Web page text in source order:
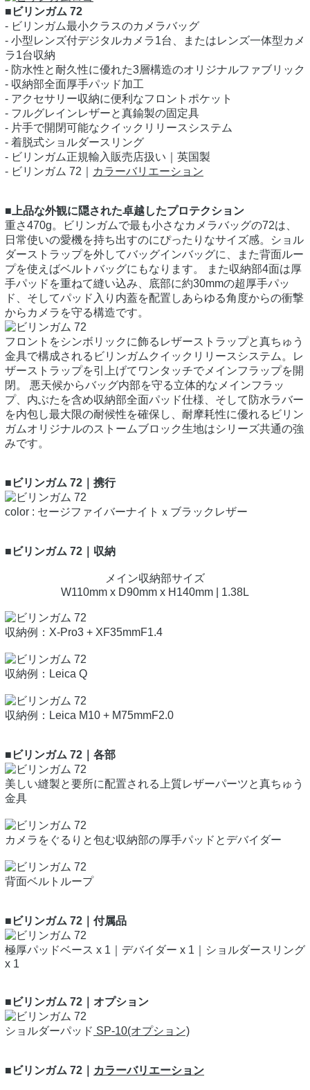
■ビリンガム 72
- ビリンガム最小クラスのカメラバッグ
- 小型レンズ付デジタルカメラ1台、またはレンズ一体型カメ
ラ1台収納
- 防水性と耐久性に優れた3層構造のオリジナルファブリック
- 収納部全面厚手パッド加工
- アクセサリー収納に便利なフロントポケット
- フルグレインレザーと真鍮製の固定具
- 片手で開閉可能なクイックリリースシステム
- 着脱式ショルダースリング
- ビリンガム正規輸入販売店扱い｜英国製
- ビリンガム 72｜
カラーバリエーション
■上品な外観に隠された卓越したプロテクション
重さ470g。ビリンガムで最も小さなカメラバッグの72は、
日常使いの愛機を持ち出すのにぴったりなサイズ感。ショル
ダーストラップを外してバッグインバッグに、また背面ルー
プを使えばベルトバッグにもなります。 また収納部4面は厚
手パッドを重ねて縫い込み、底部に約30mmの超厚手パッ
ド、そしてパッド入り内蓋を配置しあらゆる角度からの衝撃
からカメラを守る構造です。
フロントをシンボリックに飾るレザーストラップと真ちゅう
金具で構成されるビリンガムクイックリリースシステム。レ
ザーストラップを引上げてワンタッチでメインフラップを開
閉。 悪天候からバッグ内部を守る立体的なメインフラッ
プ、内ぶたを含め収納部全面パッド仕様、そして防水ラバー
を内包し最大限の耐候性を確保し、耐摩耗性に優れるビリン
ガムオリジナルのストームブロック生地はシリーズ共通の強
みです。
■ビリンガム 72｜携行
color : セージファイバーナイトｘブラックレザー
■ビリンガム 72｜収納
メイン収納部サイズ
W110mm x D90mm x H140mm | 1.38L
収納例：X-Pro3 + XF35mmF1.4
収納例：Leica Q
収納例：Leica M10 + M75mmF2.0
■ビリンガム 72｜各部
美しい縫製と要所に配置される上質レザーパーツと真ちゅう
金具
カメラをぐるりと包む収納部の厚手パッドとデバイダー
背面ベルトループ
■ビリンガム 72｜付属品
極厚パッドベース x 1｜デバイダー x 1｜ショルダースリング
x 1
■ビリンガム 72｜オプション
ショルダーパッド SP-10(オプション)
■ビリンガム 72｜ カラーバリエーション